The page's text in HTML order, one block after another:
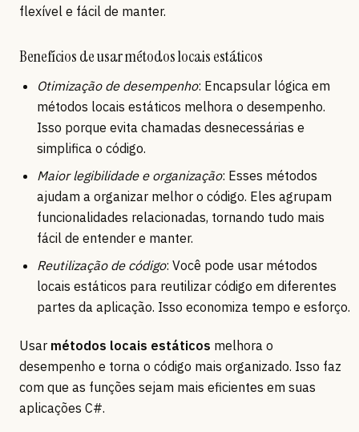
flexível e fácil de manter.
Benefícios de usar métodos locais estáticos
Otimização de desempenho: Encapsular lógica em
métodos locais estáticos melhora o desempenho.
Isso porque evita chamadas desnecessárias e
simplifica o código.
Maior legibilidade e organização: Esses métodos
ajudam a organizar melhor o código. Eles agrupam
funcionalidades relacionadas, tornando tudo mais
fácil de entender e manter.
Reutilização de código: Você pode usar métodos
locais estáticos para reutilizar código em diferentes
partes da aplicação. Isso economiza tempo e esforço.
Usar métodos locais estáticos melhora o
desempenho e torna o código mais organizado. Isso faz
com que as funções sejam mais eficientes em suas
aplicações C#.